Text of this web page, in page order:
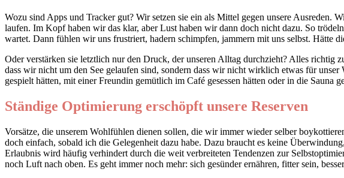
Wozu sind Apps und Tracker gut? Wir setzen sie ein als Mittel gegen unsere Ausreden.
laufen. Im Kopf haben wir das klar, aber Lust haben wir dann doch nicht dazu. So
wartet. Dann fühlen wir uns frustriert, hadern schimpfen, jammern mit uns selbst. Hätte
Oder verstärken sie letztlich nur den Druck, der unseren Alltag durchzieht? Alles richtig
dass wir nicht um den See gelaufen sind, sondern dass wir nicht wirklich etwas für
gespielt hätten, mit einer Freundin gemütlich im Café gesessen hätten oder in die
Ständige Optimierung erschöpft unsere Reserven
Vorsätze, die unserem Wohlfühlen dienen sollen, die wir immer wieder selber
doch einfach, sobald ich die Gelegenheit dazu habe. Dazu braucht es keine
Erlaubnis wird häufig verhindert durch die weit verbreiteten Tendenzen zur
noch Luft nach oben. Es geht immer noch mehr: sich gesünder ernähren, fitter sein,